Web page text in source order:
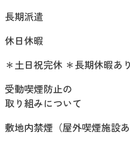
長期派遣
休日休暇
＊土日祝完休 ＊長期休暇あ
受動喫煙防止の
取り組みについて
敷地内禁煙（屋外喫煙施設あ